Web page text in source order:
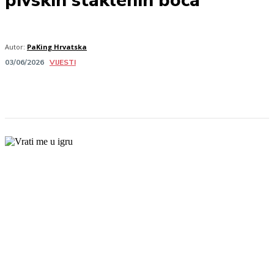
Autor: PaKing Hrvatska
03/06/2026 VIJESTI